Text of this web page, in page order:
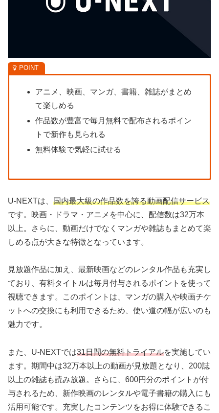
アニメ、映画、マンガ、書籍、雑誌がまとめ
て楽しめる
作品数が豊富で毎月無料で配布されるポイン
トで新作も見られる
無料体験で気軽に試せる
U-NEXTは、 国内最大級の作品数を誇る動画配信サービス
です。映画・ドラマ・アニメを中心に、配信数は32万本
以上。さらに、動画だけでなくマンガや雑誌もまとめて楽
しめる点が大きな特徴となっています。
見放題作品に加え、最新映画などのレンタル作品も充実し
ており、有料タイトルは毎月付与されるポイントを使って
視聴できます。このポイントは、マンガの購入や映画チケ
ットへの交換にも利用できるため、使い道の幅が広いのも
魅力です。
また、U-NEXTでは31日間の無料トライアルを実施してい
ます。期間中は32万本以上の動画が見放題となり、200誌
以上の雑誌も読み放題。さらに、600円分のポイントが付
与されるため、新作映画のレンタルや電子書籍の購入にも
活用可能です。充実したコンテンツをお得に体験できるこ